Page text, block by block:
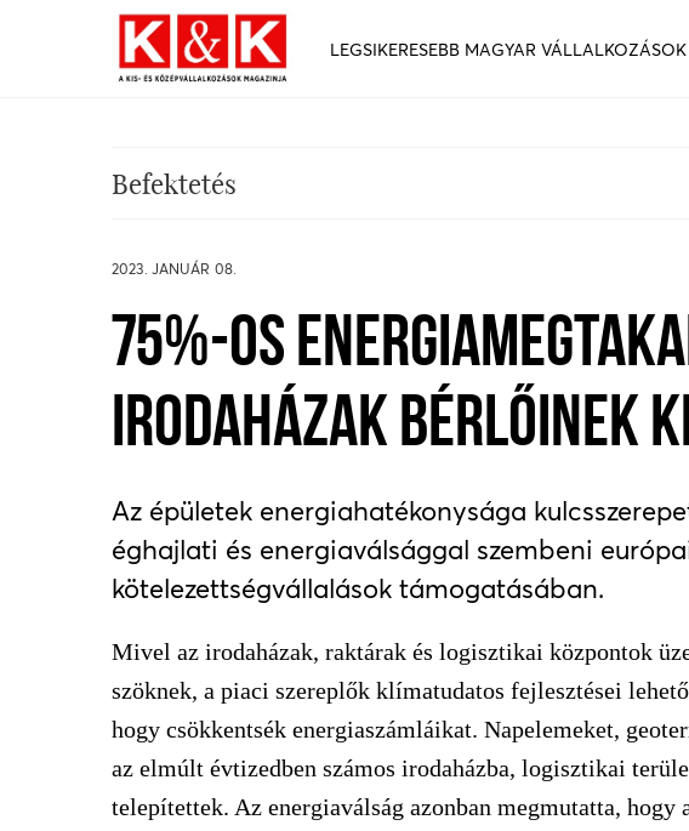
LEGSIKERESEBB MAGYAR VÁLLALKOZÁSOK
Befektetés
2023. JANUÁR 08.
75%-OS
IRODAHÁZAK BÉRLŐINEK
Az épületek energiahatékonysága
éghajlati és energiaválsággal szembeni
kötelezettségvállalások támogatásában.
Mivel az irodaházak, raktárak és logisztikai központok
szöknek, a piaci szereplők klímatudatos fejlesztései
hogy csökkentsék energiaszámláikat. Napelemeket,
az elmúlt évtizedben számos irodaházba, logisztikai
telepítettek. Az energiaválság azonban megmutatta, hogy